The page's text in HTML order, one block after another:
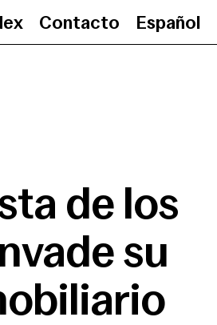
Contacto Español
de los
su